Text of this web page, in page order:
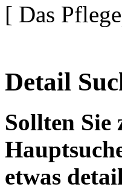
[ Das
Detail
Sollten Sie
etwas